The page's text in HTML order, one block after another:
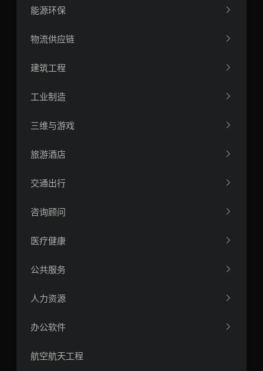
能源环保
物流供应链
建筑工程
工业制造
三维与游戏
旅游酒店
交通出行
咨询顾问
医疗健康
公共服务
人力资源
办公软件
航空航天工程